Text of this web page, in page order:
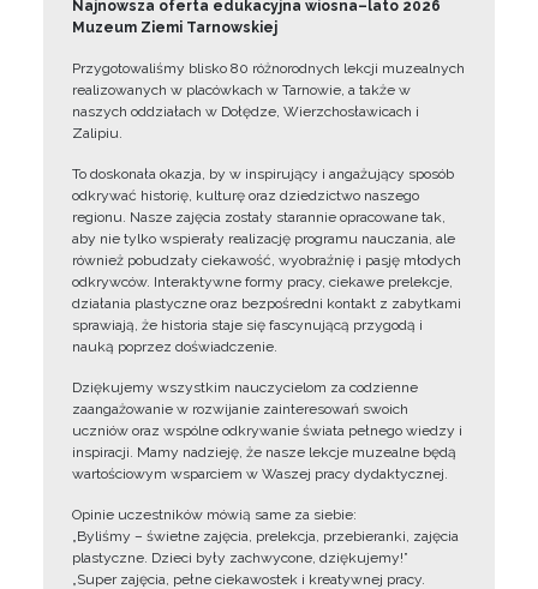
Najnowsza oferta edukacyjna wiosna–lato 2026
Muzeum Ziemi Tarnowskiej
Przygotowaliśmy blisko 80 różnorodnych lekcji muzealnych
realizowanych w placówkach w Tarnowie, a także w
naszych oddziałach w Dołędze, Wierzchosławicach i
Zalipiu.
To doskonała okazja, by w inspirujący i angażujący sposób
odkrywać historię, kulturę oraz dziedzictwo naszego
regionu. Nasze zajęcia zostały starannie opracowane tak,
aby nie tylko wspierały realizację programu nauczania, ale
również pobudzały ciekawość, wyobraźnię i pasję młodych
odkrywców. Interaktywne formy pracy, ciekawe prelekcje,
działania plastyczne oraz bezpośredni kontakt z zabytkami
sprawiają, że historia staje się fascynującą przygodą i
nauką poprzez doświadczenie.
Dziękujemy wszystkim nauczycielom za codzienne
zaangażowanie w rozwijanie zainteresowań swoich
uczniów oraz wspólne odkrywanie świata pełnego wiedzy i
inspiracji. Mamy nadzieję, że nasze lekcje muzealne będą
wartościowym wsparciem w Waszej pracy dydaktycznej.
Opinie uczestników mówią same za siebie:
„Byliśmy – świetne zajęcia, prelekcja, przebieranki, zajęcia
plastyczne. Dzieci były zachwycone, dziękujemy!”
„Super zajęcia, pełne ciekawostek i kreatywnej pracy.